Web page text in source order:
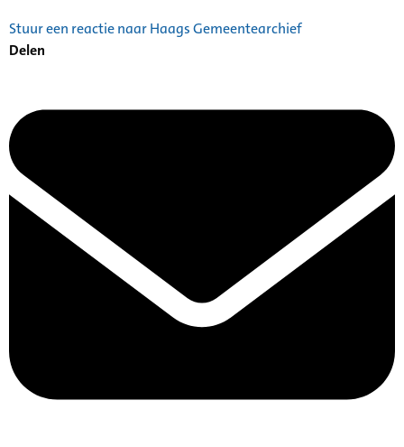
Stuur een reactie naar Haags Gemeentearchief
Delen